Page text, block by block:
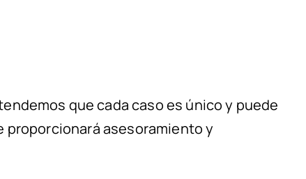
que cada caso es único y puede
asesoramiento y